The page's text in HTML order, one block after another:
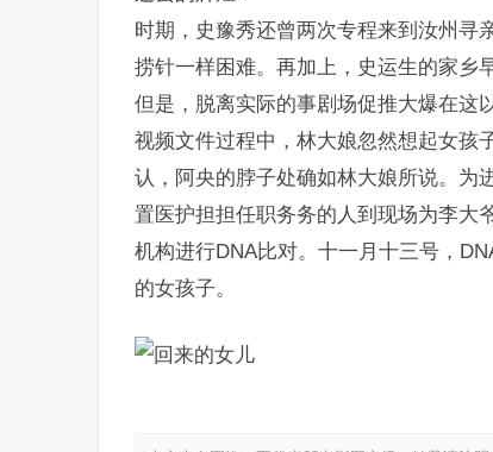
时期，史豫秀还曾两次专程来到汝州寻
捞针一样困难。再加上，史运生的家乡
但是，脱离实际的事剧场促推大爆在这
视频文件过程中，林大娘忽然想起女孩
认，阿央的脖子处确如林大娘所说。为
置医护担担任职务务的人到现场为李大
机构进行DNA比对。十一月十三号，
的女孩子。